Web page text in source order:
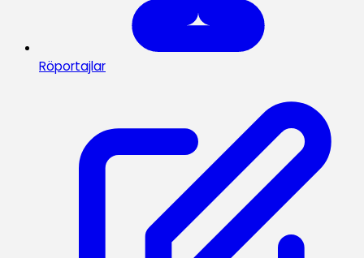
Röportajlar